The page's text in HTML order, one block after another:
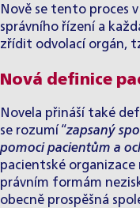
Nově se tento proces
správního řízení a
zřídit odvolací orgán,
Nová definice
Novela přináší také
se rozumí “zapsaný
pomoci pacientům a
pacientské organizace
právním formám
obecně prospěšná